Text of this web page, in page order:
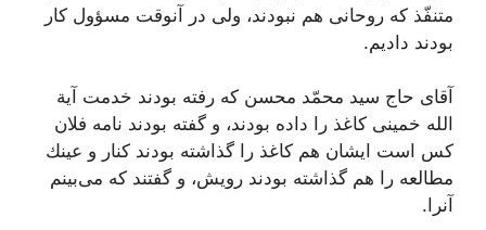
متنفّذ كه روحانى هم نبودند، ولى در آنوقت مسؤول كار
بودند دادیم.
آقاى حاج سید محمّد محسن كه رفته بودند خدمت آیة
الله خمینى كاغذ را داده بودند، و گفته بودند نامه فلان
كس است ایشان هم كاغذ را گذاشته بودند كنار و عینك
مطالعه را هم گذاشته بودند رویش، و گفتند كه مى‌بینم
آنرا.